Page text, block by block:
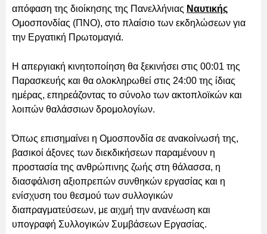
απόφαση της διοίκησης της Πανελλήνιας Ναυτικής
Ομοσπονδίας (ΠΝΟ), στο πλαίσιο των εκδηλώσεων για
την Εργατική Πρωτομαγιά.
Η απεργιακή κινητοποίηση θα ξεκινήσει στις 00:01 της
Παρασκευής και θα ολοκληρωθεί στις 24:00 της ίδιας
ημέρας, επηρεάζοντας το σύνολο των ακτοπλοϊκών και
λοιπών θαλάσσιων δρομολογίων.
Όπως επισημαίνει η Ομοσπονδία σε ανακοίνωσή της,
βασικοί άξονες των διεκδικήσεων παραμένουν η
προστασία της ανθρώπινης ζωής στη θάλασσα, η
διασφάλιση αξιοπρεπών συνθηκών εργασίας και η
ενίσχυση του θεσμού των συλλογικών
διαπραγματεύσεων, με αιχμή την ανανέωση και
υπογραφή Συλλογικών Συμβάσεων Εργασίας.